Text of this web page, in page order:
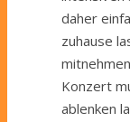
daher
zuhause
Konzert
ablenken